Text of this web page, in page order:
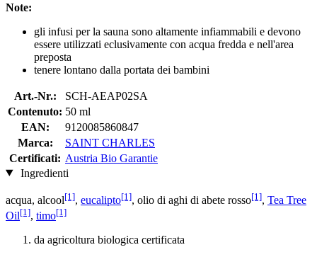
Note:
gli infusi per la sauna sono altamente infiammabili e devono
essere utilizzati eclusivamente con acqua fredda e nell'area
preposta
tenere lontano dalla portata dei bambini
Art.-Nr.:
SCH-AEAP02SA
Contenuto: 50 ml
EAN:
9120085860847
Marca:
SAINT CHARLES
Certificati: Austria Bio Garantie
Ingredienti
acqua, alcool[1], eucalipto[1], olio di aghi di abete rosso[1], Tea Tree
Oil[1], timo[1]
da agricoltura biologica certificata